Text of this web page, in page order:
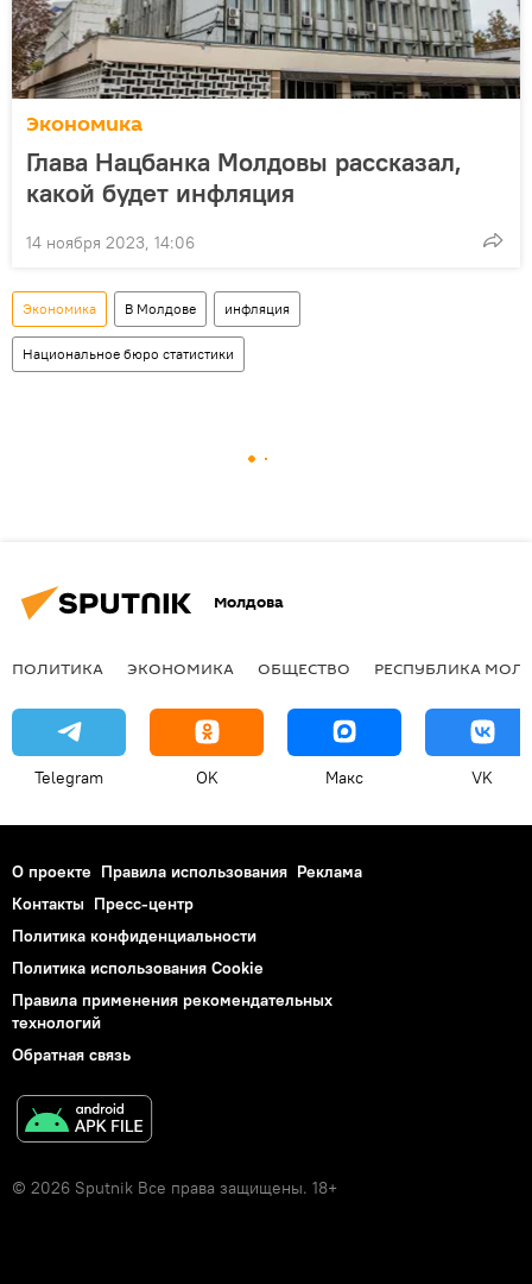
Экономика
Глава Нацбанка Молдовы рассказал,
какой будет инфляция
14 ноября 2023, 14:06
Экономика В Молдове инфляция
Национальное бюро статистики
Молдова
ПОЛИТИКА ЭКОНОМИКА ОБЩЕСТВО РЕСПУБЛИКА
Telegram OK Макс VK
О проекте Правила использования Реклама
Контакты Пресс-центр
Политика конфиденциальности
Политика использования Cookie
Правила применения рекомендательных
технологий
Обратная связь
© 2026 Sputnik Все права защищены. 18+